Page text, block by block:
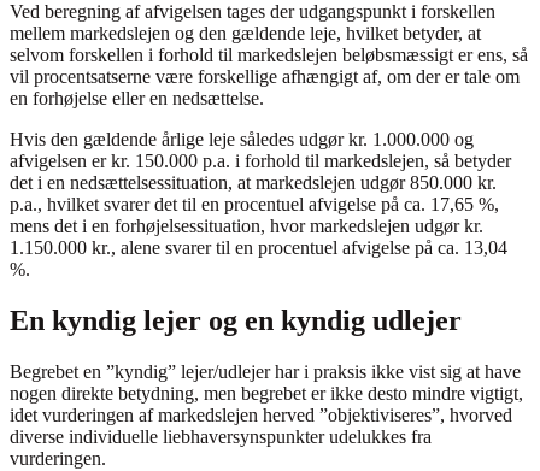
Ved beregning af afvigelsen tages der udgangspunkt i forskellen
mellem markedslejen og den gældende leje, hvilket betyder, at
selvom forskellen i forhold til markedslejen beløbsmæssigt er ens, så
vil procentsatserne være forskellige afhængigt af, om der er tale om
en forhøjelse eller en nedsættelse.
Hvis den gældende årlige leje således udgør kr. 1.000.000 og
afvigelsen er kr. 150.000 p.a. i forhold til markedslejen, så betyder
det i en nedsættelsessituation, at markedslejen udgør 850.000 kr.
p.a., hvilket svarer det til en procentuel afvigelse på ca. 17,65 %,
mens det i en forhøjelsessituation, hvor markedslejen udgør kr.
1.150.000 kr., alene svarer til en procentuel afvigelse på ca. 13,04
%.
En kyndig lejer og en kyndig udlejer
Begrebet en ”kyndig” lejer/udlejer har i praksis ikke vist sig at have
nogen direkte betydning, men begrebet er ikke desto mindre vigtigt,
idet vurderingen af markedslejen herved ”objektiviseres”, hvorved
diverse individuelle liebhaversynspunkter udelukkes fra
vurderingen.